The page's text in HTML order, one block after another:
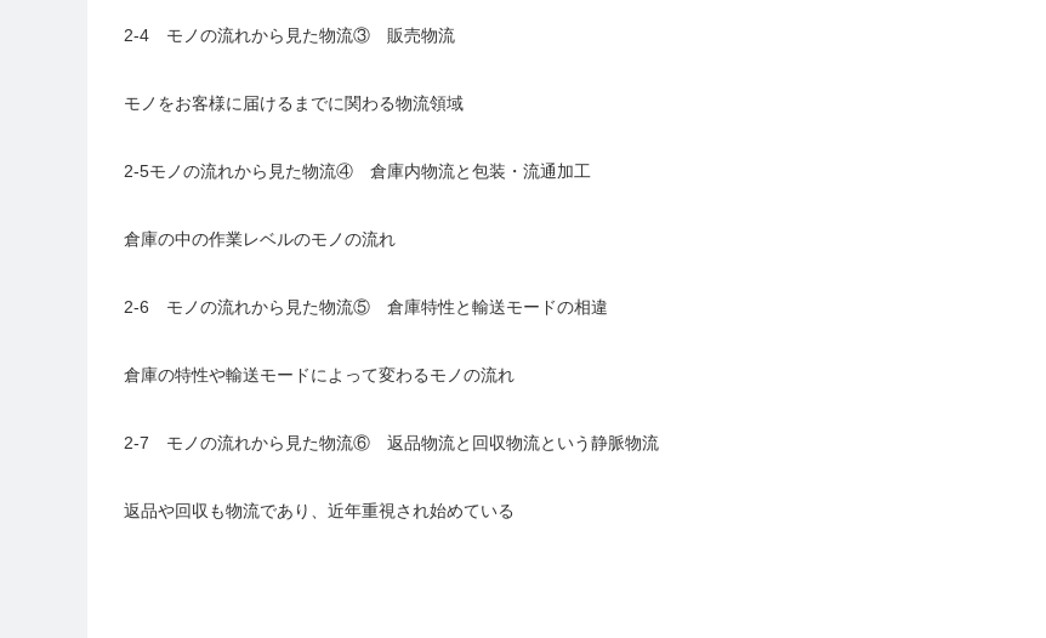
2-4 モノの流れから見た物流③ 販売物流
モノをお客様に届けるまでに関わる物流領域
2-5モノの流れから見た物流④ 倉庫内物流と包装・流通加工
倉庫の中の作業レベルのモノの流れ
2-6 モノの流れから見た物流⑤ 倉庫特性と輸送モードの相違
倉庫の特性や輸送モードによって変わるモノの流れ
2-7 モノの流れから見た物流⑥ 返品物流と回収物流という静脈物流
返品や回収も物流であり、近年重視され始めている